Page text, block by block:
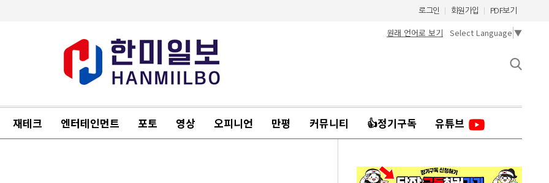
로그인 회원가입 PDF보기
원래 언어로 보기 Select Language ▼
재테크 엔터테인먼트 포토 영상 오피니언 만평 커뮤니티 👍정기구독 유튜브